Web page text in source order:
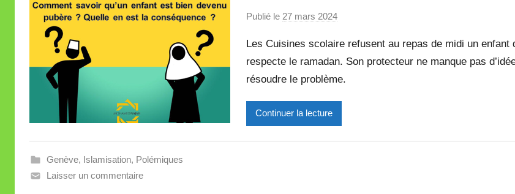
Publié le 27 mars 2024p
r
M
i
i
Les Cuisines scolaire refusent au repas de midi un enfant
respecte le ramadan. Son protecteur ne manque pas
résoudre le problème.
Continuer la lecture
Genève, Islamisation, Polémiques
Laisser un commentaire